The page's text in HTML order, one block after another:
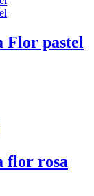
Flor pastel
flor rosa